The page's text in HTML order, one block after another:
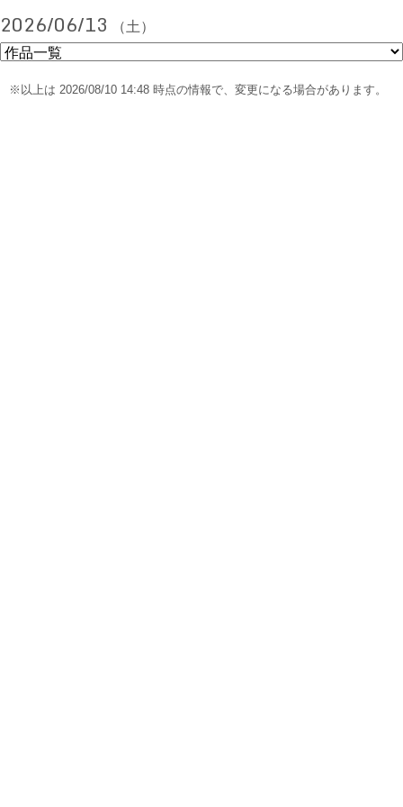
2026/06/13 （土）
※以上は 2026/08/10 14:48 時点の情報で、変更になる場合があります。